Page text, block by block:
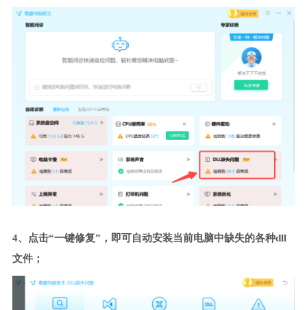
4、点击“一键修复”，即可自动安装当前电脑中缺失的各种dll
文件；